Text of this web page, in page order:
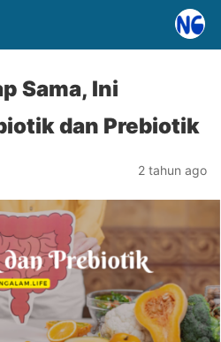
Sama, Ini
dan Prebiotik
2 tahun ago